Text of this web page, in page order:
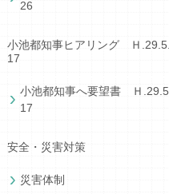
26
小池都知事ヒアリング Ｈ.29.5.
17
小池都知事へ要望書 Ｈ.29.5.
17
安全・災害対策
災害体制